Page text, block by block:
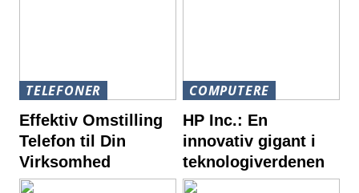
TELEFONER
Effektiv Omstilling
Telefon til Din
Virksomhed
COMPUTERE
HP Inc.: En
innovativ gigant i
teknologiverdenen